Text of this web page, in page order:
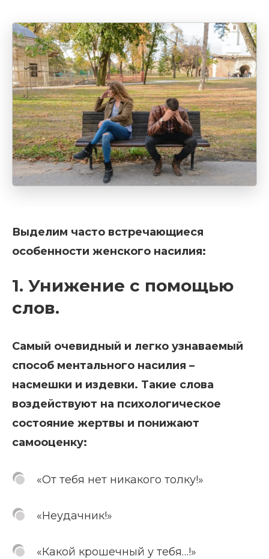
Выделим часто встречающиеся
особенности женского насилия:
1. Унижение с помощью
слов.
Самый очевидный и легко узнаваемый
способ ментального насилия –
насмешки и издевки. Такие слова
воздействуют на психологическое
состояние жертвы и понижают
самооценку:
«От тебя нет никакого толку!»
«Неудачник!»
«Какой крошечный у тебя…!»